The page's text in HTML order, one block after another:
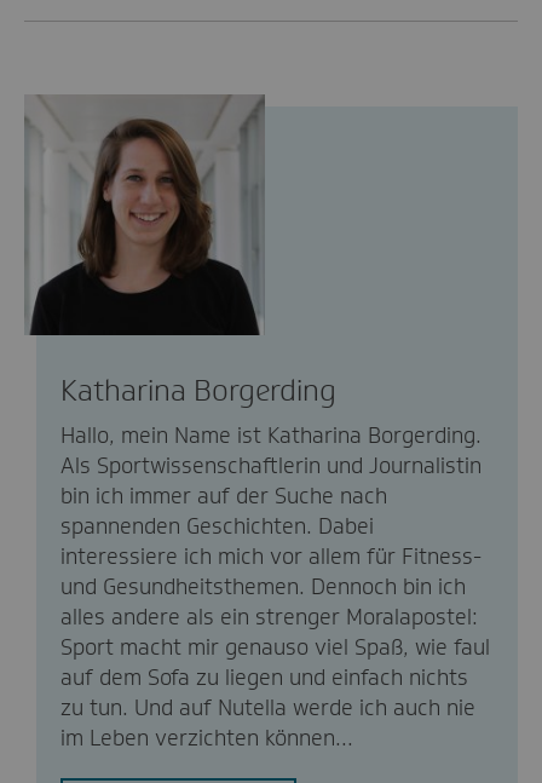
Katharina Borgerding
Hallo, mein Name ist Katharina Borgerding.
Als Sportwissenschaftlerin und Journalistin
bin ich immer auf der Suche nach
spannenden Geschichten. Dabei
interessiere ich mich vor allem für Fitness-
und Gesundheitsthemen. Dennoch bin ich
alles andere als ein strenger Moralapostel:
Sport macht mir genauso viel Spaß, wie faul
auf dem Sofa zu liegen und einfach nichts
zu tun. Und auf Nutella werde ich auch nie
im Leben verzichten können...